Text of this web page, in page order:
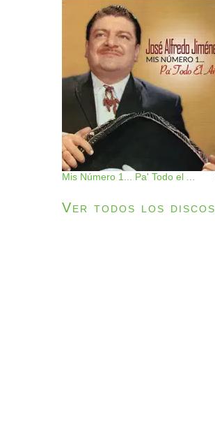
Ver todos los discos